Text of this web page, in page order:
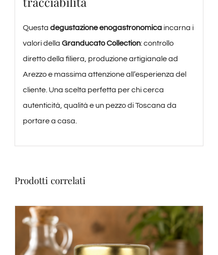
Questa degustazione enogastronomicaincarna i
valori della Granducato Collection: controllo
diretto della filiera, produzione artigianale ad
Arezzo e massima attenzione all’esperienza del
cliente. Una scelta perfetta per chi cerca
autenticità, qualità e un pezzo di Toscana da
portare a casa.
Prodotti correlati